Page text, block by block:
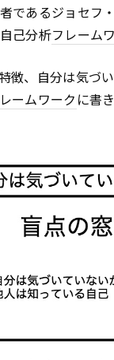
であるジョセフ
己分析フレーム
徴、自分は気づ
ームワーク に書